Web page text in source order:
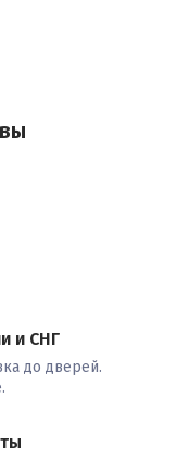
и СНГ
до дверей.